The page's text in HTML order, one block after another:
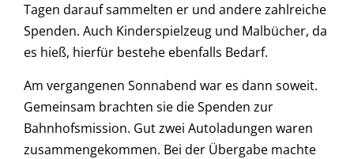
Tagen darauf sammelten er und andere zahlreiche
Spenden. Auch Kinderspielzeug und Malbücher, da
es hieß, hierfür bestehe ebenfalls Bedarf.
Am vergangenen Sonnabend war es dann soweit.
Gemeinsam brachten sie die Spenden zur
Bahnhofsmission. Gut zwei Autoladungen waren
zusammengekommen. Bei der Übergabe machte